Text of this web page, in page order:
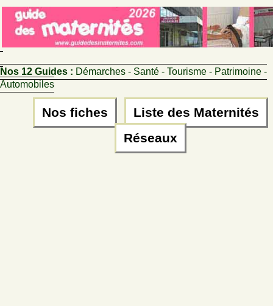
Nos 12 Guides : Démarches - Santé - Tourisme - Patrimoine -
Automobiles
Nos fiches
Liste des Maternités
Réseaux